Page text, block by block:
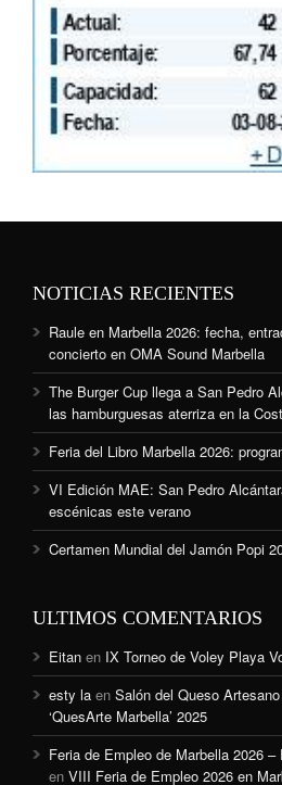
NOTICIAS RECIENTES
Raule en Marbella 2026: fecha,
concierto en OMA Sound Marbella
The Burger Cup llega a San Pedro
las hamburguesas aterriza en la
Feria del Libro Marbella 2026:
VI Edición MAE: San Pedro
escénicas este verano
Certamen Mundial del Jamón Popi
ULTIMOS COMENTARIOS
Eitan en IX Torneo de Voley Playa
esty la en Salón del Queso
‘QuesArte Marbella’ 2025
Feria de Empleo de Marbella 2026
en VIII Feria de Empleo 2026 en